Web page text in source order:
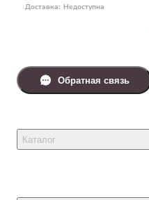
Доставка: Недоступна
Каталог
Обратная связь